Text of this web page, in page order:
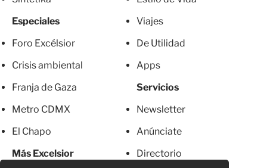
Especiales
Foro Excélsior
Crisis ambiental
Franja de Gaza
Metro CDMX
El Chapo
Más Excelsior
Viajes
De Utilidad
Apps
Servicios
Newsletter
Anúnciate
Directorio